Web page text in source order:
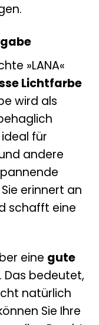
»LANA«
Lichtfarbe
wird als
für
andere
erinnert an
schafft eine
eine gute
Das bedeutet,
natürlich
Sie Ihre